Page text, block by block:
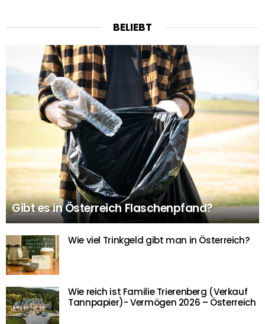
BELIEBT
Gibt es in Österreich Flaschenpfand?
Wie viel Trinkgeld gibt man in Österreich?
Wie reich ist Familie Trierenberg (Verkauf
Tannpapier)- Vermögen 2026 – Österreich